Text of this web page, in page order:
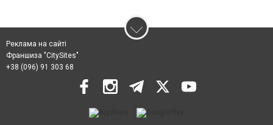
Реклама на сайті
Франшиза "CitySites"
+38 (096) 91 303 68